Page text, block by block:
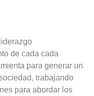
de cada cada
para generar un
trabajando
para abordar los